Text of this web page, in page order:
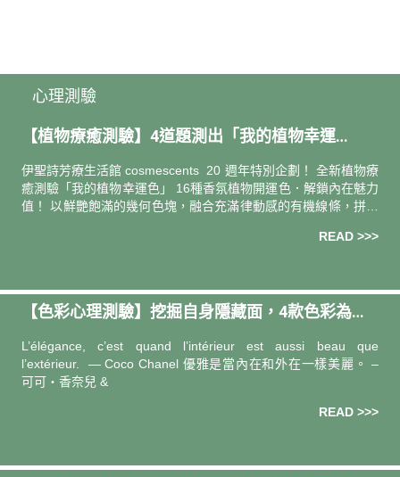
心理測驗
【植物療癒測驗】4道題測出「我的植物幸運
伊聖詩芳療生活館 cosmescents 20 週年特別企劃！ 全新植物療
癒測驗「我的植物幸運色」 16種香氛植物開運色．解鎖內在魅力
值！ 以鮮艷飽滿的幾何色塊，融合充滿律動感的有機線條，拼貼
READ >>>
【色彩心理測驗】挖掘自身隱藏面，4款色彩為生
L’élégance, c’est quand l’intérieur est aussi beau que
l’extérieur. — Coco Chanel 優雅是當內在和外在一樣美麗。 –
可可‧香奈兒 &
READ >>>